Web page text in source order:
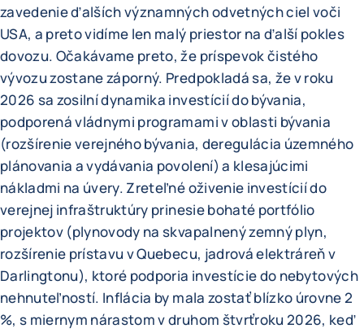
zavedenie ďalších významných odvetných ciel voči
USA, a preto vidíme len malý priestor na ďalší pokles
dovozu. Očakávame preto, že príspevok čistého
vývozu zostane záporný. Predpokladá sa, že v roku
2026 sa zosilní dynamika investícií do bývania,
podporená vládnymi programami v oblasti bývania
(rozšírenie verejného bývania, deregulácia územného
plánovania a vydávania povolení) a klesajúcimi
nákladmi na úvery. Zreteľné oživenie investícií do
verejnej infraštruktúry prinesie bohaté portfólio
projektov (plynovody na skvapalnený zemný plyn,
rozšírenie prístavu v Quebecu, jadrová elektráreň v
Darlingtonu), ktoré podporia investície do nebytových
nehnuteľností. Inflácia by mala zostať blízko úrovne 2
%, s miernym nárastom v druhom štvrťroku 2026, keď